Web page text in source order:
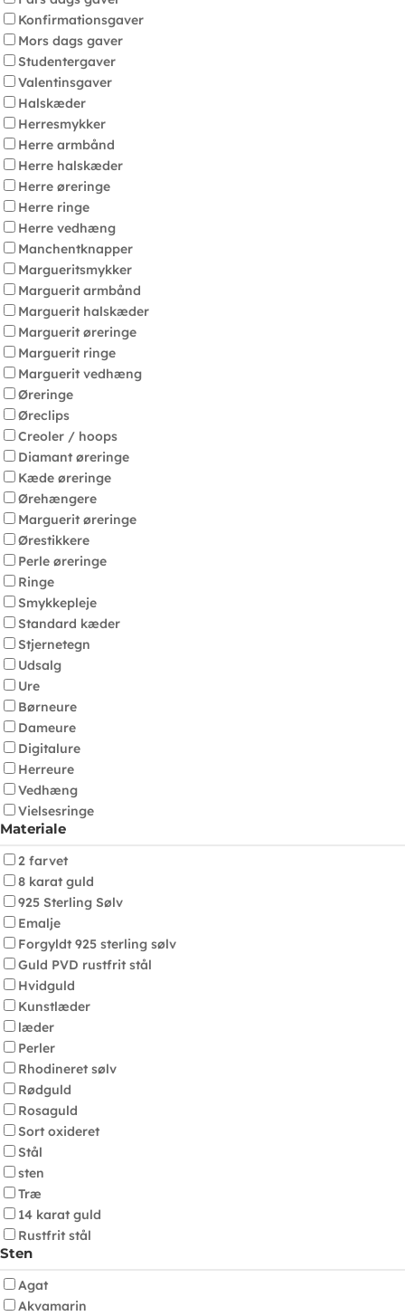
Konfirmationsgaver
Mors dags gaver
Studentergaver
Valentinsgaver
Halskæder
Herresmykker
Herre armbånd
Herre halskæder
Herre øreringe
Herre ringe
Herre vedhæng
Manchentknapper
Margueritsmykker
Marguerit armbånd
Marguerit halskæder
Marguerit øreringe
Marguerit ringe
Marguerit vedhæng
Øreringe
Øreclips
Creoler / hoops
Diamant øreringe
Kæde øreringe
Ørehængere
Marguerit øreringe
Ørestikkere
Perle øreringe
Ringe
Smykkepleje
Standard kæder
Stjernetegn
Udsalg
Ure
Børneure
Dameure
Digitalure
Herreure
Vedhæng
Vielsesringe
Materiale
2 farvet
8 karat guld
925 Sterling Sølv
Emalje
Forgyldt 925 sterling sølv
Guld PVD rustfrit stål
Hvidguld
Kunstlæder
læder
Perler
Rhodineret sølv
Rødguld
Rosaguld
Sort oxideret
Stål
sten
Træ
14 karat guld
Rustfrit stål
Sten
Agat
Akvamarin